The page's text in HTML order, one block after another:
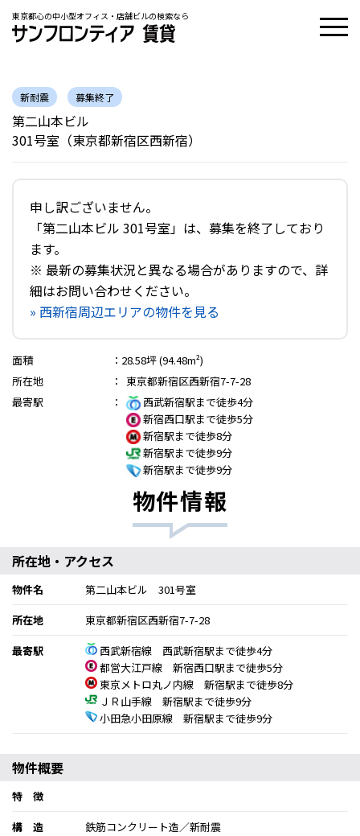
東京都心の中小型オフィス・店舗ビルの検索なら
新耐震 募集終了
第二山本ビル
301号室（東京都新宿区西新宿）
申し訳ございません。
「第二山本ビル 301号室」は、募集を終了しており
ます。
※ 最新の募集状況と異なる場合がありますので、詳
細はお問い合わせください。
» 西新宿周辺エリアの物件を見る
面積 ： 28.58坪 (94.48m²)
所在地
：
東京都新宿区西新宿7-7-28
最寄駅
：
西武新宿駅まで徒歩4分
新宿西口駅まで徒歩5分
新宿駅まで徒歩8分
新宿駅まで徒歩9分
新宿駅まで徒歩9分
物件情報
所在地・アクセス
物件名
第二山本ビル 301号室
所在地
東京都新宿区西新宿7-7-28
最寄駅
西武新宿線 西武新宿駅まで徒歩4分
都営大江戸線 新宿西口駅まで徒歩5分
東京メトロ丸ノ内線 新宿駅まで徒歩8分
ＪＲ山手線 新宿駅まで徒歩9分
小田急小田原線 新宿駅まで徒歩9分
物件概要
特 徴
構 造
鉄筋コンクリート造／新耐震